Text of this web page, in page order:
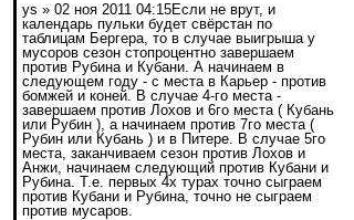
ys » 02 ноя 2011 04:15Если не врут, и
календарь пульки будет свёрстан по
таблицам Бергера, то в случае выигрыша у
мусоров сезон стопроцентно завершаем
против Рубина и Кубани. А начинаем в
следующем году - с места в Карьер - против
бомжей и коней. В случае 4-го места -
завершаем против Лохов и 6го места ( Кубань
или Рубин ), а начинаем против 7го места (
Рубин или Кубань ) и в Питере. В случае 5го
места, заканчиваем сезон против Лохов и
Анжи, начинаем следующий против Кубани и
Рубина. Т.е. первых 4х турах точно сыграем
против Кубани и Рубина, точно не сыграем
против мусаров.